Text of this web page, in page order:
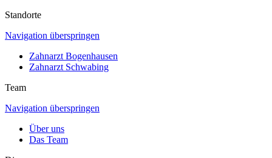
Standorte
Navigation überspringen
Zahnarzt Bogenhausen
Zahnarzt Schwabing
Team
Navigation überspringen
Über uns
Das Team